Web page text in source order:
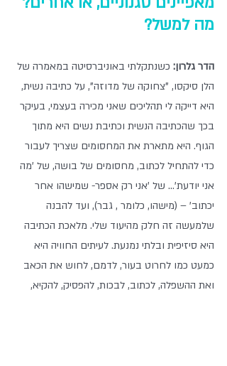
מה למשל?
הדר גלרון: כשנתקלתי באוניברסיטה במאמרה של
הלן סיקסו, "צחוקה של מדוזה", על כתיבה נשית,
היא דייקה לי תהליכים שאני מכירה בעצמי, בעיקר
בכך שהכתיבה הנשית וכתיבת נשים היא מתוך
הגוף. היא מתארת את המחסומים שצריך לעבור
כדי להתחיל לכתוב, מחסומים של בושה, של 'מה
אני יודעת'... של 'אני רק אספר- שמישהו אחר
יכתוב' – (מישהו, כלומר , גבר), ועד להבנה
שלמעשה זה חלק מהיעוד שלי. מלאכת הכתיבה
היא סיזיפית ובלתי נמנעת. לעיתים החוויה היא
כמעט כמו לחרוט בעור, לדמם, לחוש את הכאב
ואת ההשפלה, לכתוב, לבכות, להפסיק, להקיא,